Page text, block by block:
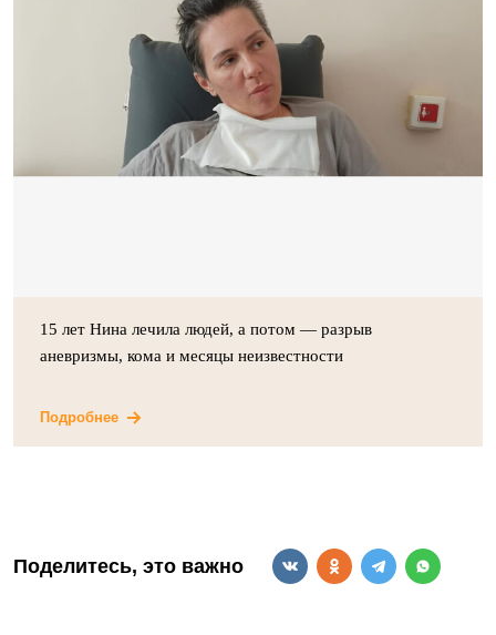
15 лет Нина лечила людей, а потом — разрыв
аневризмы, кома и месяцы неизвестности
Подробнее
Поделитесь, это важно